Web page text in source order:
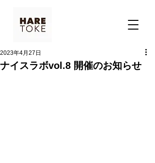
ナイスラボvol.8 開催のお知らせ
2023年4月27日